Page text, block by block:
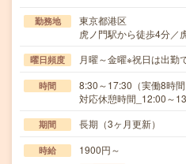
勤務地
東京都港区
虎ノ門駅から徒歩4分／
曜日頻度 月曜～金曜※祝日は出勤
時間
8:30～17:30（実働8時
対応休憩時間_12:00～
期間 長期（3ヶ月更新）
時給 1900円～